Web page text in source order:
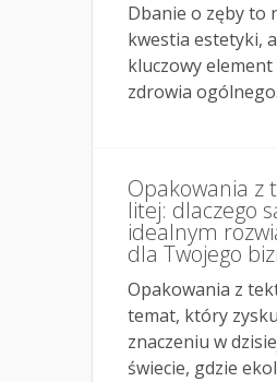
Dbanie o zęby to
kwestia estetyki,
kluczowy
zdrowia
Opakowania z
litej: dlaczego
idealnym
dla Twojego
Opakowania z
temat, który
znaczeniu w
świecie, gdzie